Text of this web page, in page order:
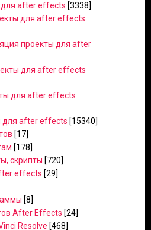
для after effects [3338]
для after effects
проекты для after
для after effects
для after effects
для after effects [15340]
[17]
[178]
скрипты [720]
effects [29]
[8]
After Effects [24]
Resolve [468]